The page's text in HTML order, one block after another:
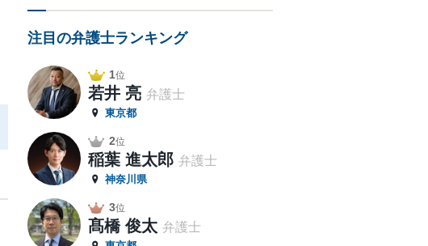
注目の弁護士ランキング
1位
若井 亮 弁護士
東京都
2位
稲葉 進太郎 弁護士
神奈川県
3位
髙橋 俊太 弁護士